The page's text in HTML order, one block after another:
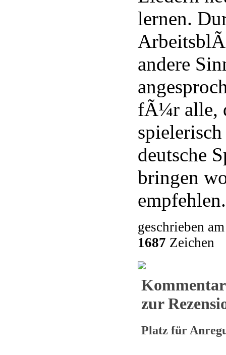
lernen.
andere
fÃ¼r alle,
deutsche
bringen
empfehlen.
geschrieben
1687 Zeichen
zur
Platz für